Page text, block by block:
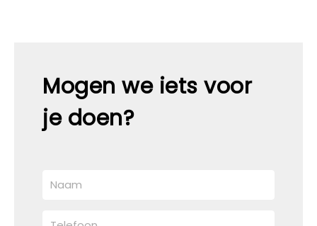
Mogen we iets voor
je doen?